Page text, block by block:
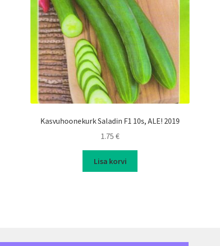
Kasvuhoonekurk Saladin F1 10s, ALE! 2019
1.75 €
Lisa korvi